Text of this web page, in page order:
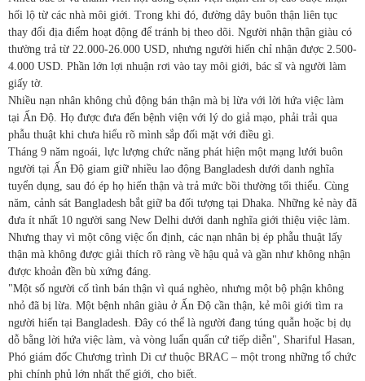
hối lộ từ các nhà môi giới. Trong khi đó, đường dây buôn thận liên tục
thay đổi địa điểm hoạt động để tránh bị theo dõi. Người nhận thận giàu có
thường trả từ 22.000-26.000 USD, nhưng người hiến chỉ nhận được 2.500-
4.000 USD. Phần lớn lợi nhuận rơi vào tay môi giới, bác sĩ và người làm
giấy tờ.
Nhiều nạn nhân không chủ động bán thận mà bị lừa với lời hứa việc làm
tại Ấn Độ. Họ được đưa đến bệnh viện với lý do giả mạo, phải trải qua
phẫu thuật khi chưa hiểu rõ mình sắp đối mặt với điều gì.
Tháng 9 năm ngoái, lực lượng chức năng phát hiện một mạng lưới buôn
người tại Ấn Độ giam giữ nhiều lao động Bangladesh dưới danh nghĩa
tuyển dụng, sau đó ép họ hiến thận và trả mức bồi thường tối thiểu. Cùng
năm, cảnh sát Bangladesh bắt giữ ba đối tượng tại Dhaka. Những kẻ này đã
đưa ít nhất 10 người sang New Delhi dưới danh nghĩa giới thiệu việc làm.
Nhưng thay vì một công việc ổn định, các nạn nhân bị ép phẫu thuật lấy
thận mà không được giải thích rõ ràng về hậu quả và gần như không nhận
được khoản đền bù xứng đáng.
"Một số người cố tình bán thận vì quá nghèo, nhưng một bộ phận không
nhỏ đã bị lừa. Một bệnh nhân giàu ở Ấn Độ cần thận, kẻ môi giới tìm ra
người hiến tại Bangladesh. Đây có thể là người đang túng quẫn hoặc bị dụ
dỗ bằng lời hứa việc làm, và vòng luẩn quẩn cứ tiếp diễn", Shariful Hasan,
Phó giám đốc Chương trình Di cư thuộc BRAC – một trong những tổ chức
phi chính phủ lớn nhất thế giới, cho biết.